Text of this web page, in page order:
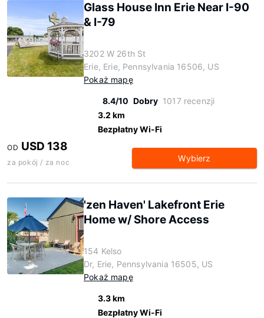
Glass House Inn Erie Near I-90
& I-79
3202 W 26th St
Erie, Erie, Pennsylvania 16506, US
Pokaż mapę
8.4/10 Dobry 1017 recenzji
3.2 km
Bezpłatny Wi-Fi
OD USD 138
za pokój / za noc Wybierz
'zen Haven' Lakefront Erie
Home w/ Shore Access
154 Kelso
Dr, Erie, Pennsylvania 16505, US
Pokaż mapę
3.3 km
Bezpłatny Wi-Fi